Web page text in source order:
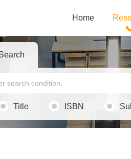
Home
Title ISBN